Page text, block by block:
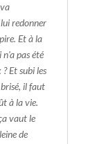
redonner
Et à la
pas été
Et subi les
il faut
à la vie.
vaut le
de